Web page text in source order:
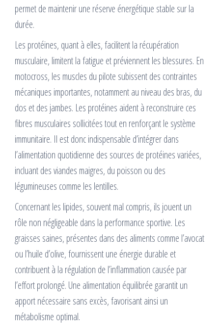
permet de maintenir une réserve énergétique stable sur la
durée.
Les protéines, quant à elles, facilitent la récupération
musculaire, limitent la fatigue et préviennent les blessures. En
motocross, les muscles du pilote subissent des contraintes
mécaniques importantes, notamment au niveau des bras, du
dos et des jambes. Les protéines aident à reconstruire ces
fibres musculaires sollicitées tout en renforçant le système
immunitaire. Il est donc indispensable d’intégrer dans
l’alimentation quotidienne des sources de protéines variées,
incluant des viandes maigres, du poisson ou des
légumineuses comme les lentilles.
Concernant les lipides, souvent mal compris, ils jouent un
rôle non négligeable dans la performance sportive. Les
graisses saines, présentes dans des aliments comme l’avocat
ou l’huile d’olive, fournissent une énergie durable et
contribuent à la régulation de l’inflammation causée par
l’effort prolongé. Une alimentation équilibrée garantit un
apport nécessaire sans excès, favorisant ainsi un
métabolisme optimal.